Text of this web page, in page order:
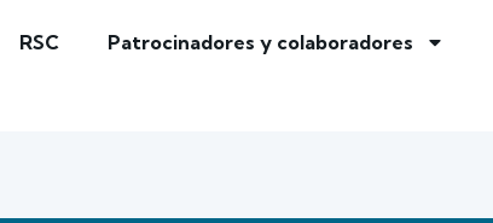
RSC Patrocinadores y colaboradores